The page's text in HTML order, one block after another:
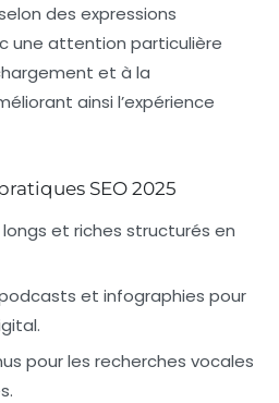
des expressions
une attention particulière
et à la
ainsi l’expérience
SEO 2025
et riches structurés en
et infographies pour
pour les recherches vocales